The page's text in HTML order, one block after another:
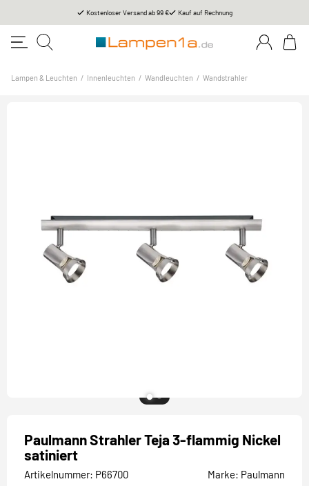
Kostenloser Versand ab 99 € Kauf auf Rechnung
Lampen & Leuchten / Innenleuchten / Wandleuchten / Wandstrahler
Paulmann Strahler Teja 3-flammig Nickel
satiniert
Artikelnummer: P66700 Marke: Paulmann